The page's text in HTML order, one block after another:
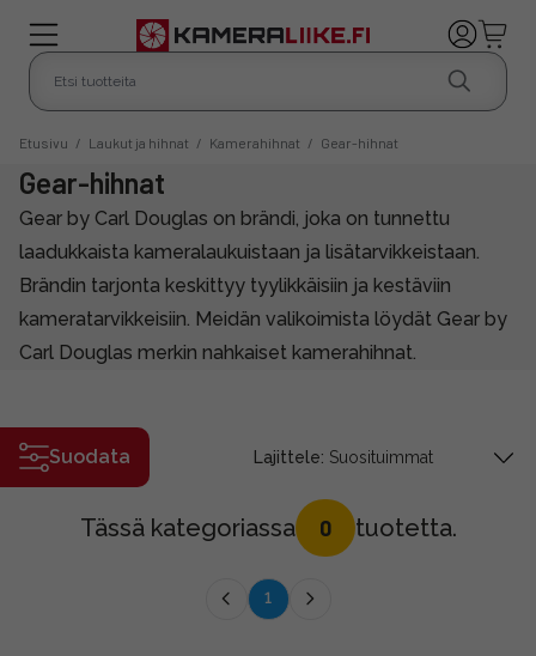
Etusivu / Laukut ja hihnat / Kamerahihnat / Gear-hihnat
Gear-hihnat
Gear by Carl Douglas on brändi, joka on tunnettu
laadukkaista kameralaukuistaan ja lisätarvikkeistaan.
Brändin tarjonta keskittyy tyylikkäisiin ja kestäviin
kameratarvikkeisiin. Meidän valikoimista löydät Gear by
Carl Douglas merkin nahkaiset kamerahihnat.
Suodata Lajittele:
Tässä kategoriassa 0 tuotetta.
1